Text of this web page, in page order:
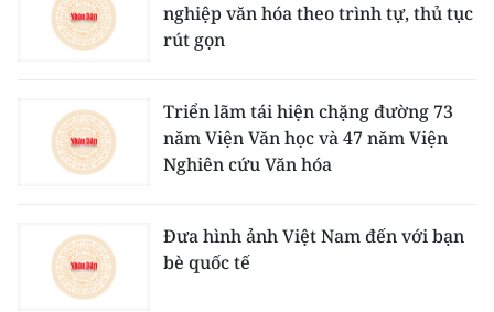
nghiệp văn hóa theo trình tự, thủ tục
rút gọn
Triển lãm tái hiện chặng đường 73
năm Viện Văn học và 47 năm Viện
Nghiên cứu Văn hóa
Đưa hình ảnh Việt Nam đến với bạn
bè quốc tế